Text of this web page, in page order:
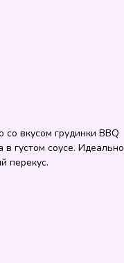
вкусом грудинки BBQ
в густом соусе. Идеально
перекус.